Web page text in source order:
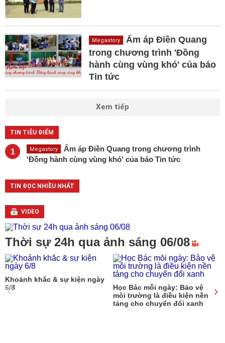
Megastory
Ấm áp Điền Quang
trong chương trình 'Đồng
hành cùng vùng khó' của báo
Tin tức
Xem tiếp
TIN TIÊU ĐIỂM
1 Megastory
Ấm áp Điền Quang trong chương trình
'Đồng hành cùng vùng khó' của báo Tin tức
TIN ĐỌC NHIỀU NHẤT
VIDEO
Thời sự 24h qua ảnh sáng 06/08
Khoảnh khắc & sự kiện ngày
6/8
Học Bác mỗi ngày: Bảo vệ
môi trường là điều kiện nền
tảng cho chuyển đổi xanh